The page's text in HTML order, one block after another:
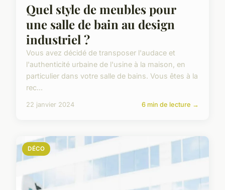
Quel style de meubles pour
une salle de bain au design
industriel ?
Vous avez décidé de transposer l'audace et
l'authenticité urbaine de l'usine à la maison, en
particulier dans votre salle de bains. Vous êtes à la
rec...
22 janvier 2024 6 min de lecture →
DÉCO